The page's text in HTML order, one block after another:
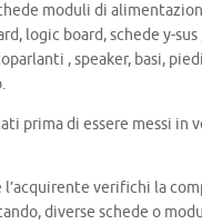
moduli di
logic board, schede y-sus
, speaker, basi,
prima di essere messi in
l’acquirente verifichi la
diverse schede o